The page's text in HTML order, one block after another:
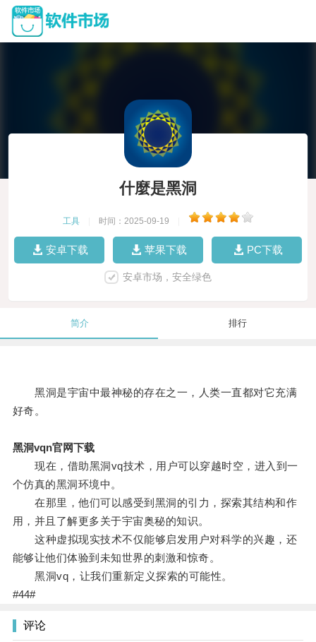
什麼是黑洞
工具 时间：2025-09-19
安卓下载 苹果下载 PC下载
安卓市场，安全绿色
简介 排行
黑洞是宇宙中最神秘的存在之一，人类一直都对它充满
好奇。
黑洞vqn官网下载
现在，借助黑洞vq技术，用户可以穿越时空，进入到一
个仿真的黑洞环境中。
在那里，他们可以感受到黑洞的引力，探索其结构和作
用，并且了解更多关于宇宙奥秘的知识。
这种虚拟现实技术不仅能够启发用户对科学的兴趣，还
能够让他们体验到未知世界的刺激和惊奇。
黑洞vq，让我们重新定义探索的可能性。
#44#
评论